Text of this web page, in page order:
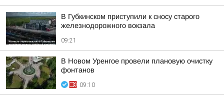
В Губкинском приступили к сносу старого
железнодорожного вокзала
09:21
В Новом Уренгое провели плановую очистку
фонтанов
09:10